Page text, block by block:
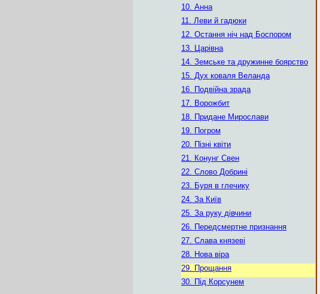
10. Анна
11. Леви й гадюки
12. Остання ніч над Боспором
13. Царівна
14. Земське та дружинне боярство
15. Дух коваля Веланда
16. Подвійна зрада
17. Ворожбит
18. Придане Мирослави
19. Погром
20. Пізні квіти
21. Конунг Свен
22. Слово Добрині
23. Буря в глечику
24. За Київ
25. За руку дівчини
26. Передсмертне признання
27. Слава князеві
28. Нова віра
29. Прощання
30. Під Корсунем